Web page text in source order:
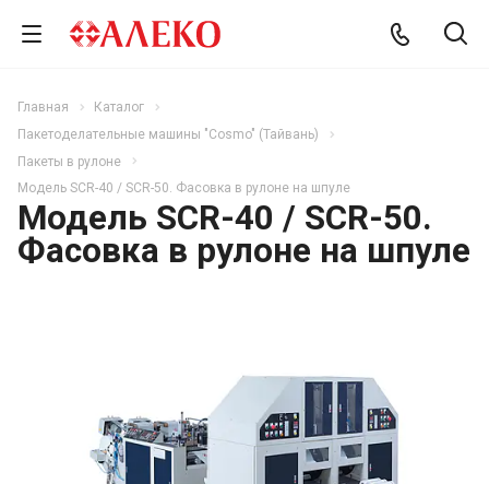
Главная
Каталог
Пакетоделательные машины "Cosmo" (Тайвань)
Пакеты в рулоне
Модель SCR-40 / SCR-50. Фасовка в рулоне на шпуле
Модель SCR-40 / SCR-50.
Фасовка в рулоне на шпуле